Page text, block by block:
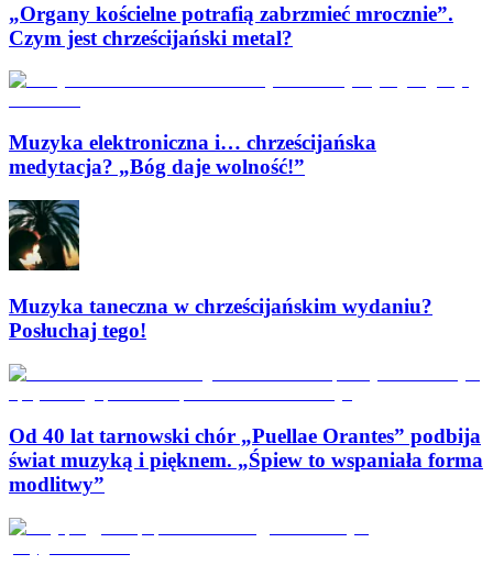
„Organy kościelne potrafią zabrzmieć mrocznie”.
Czym jest chrześcijański metal?
Muzyka elektroniczna i… chrześcijańska
medytacja? „Bóg daje wolność!”
Muzyka taneczna w chrześcijańskim wydaniu?
Posłuchaj tego!
Od 40 lat tarnowski chór „Puellae Orantes” podbija
świat muzyką i pięknem. „Śpiew to wspaniała forma
modlitwy”